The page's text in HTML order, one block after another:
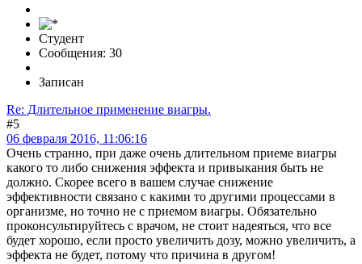
Студент
Сообщения: 30
Записан
Re: Длительное применение виагры.
#5
06 февраля 2016, 11:06:16
Очень странно, при даже очень длительном приеме виагры
какого то либо снижения эффекта и привыкания быть не
должно. Скорее всего в вашем случае снижение
эффективности связано с какими то другими процессами в
организме, но точно не с приемом виагры. Обязательно
проконсультируйтесь с врачом, не стоит надеяться, что все
будет хорошо, если просто увеличить дозу, можно увеличить, а
эффекта не будет, потому что причина в другом!